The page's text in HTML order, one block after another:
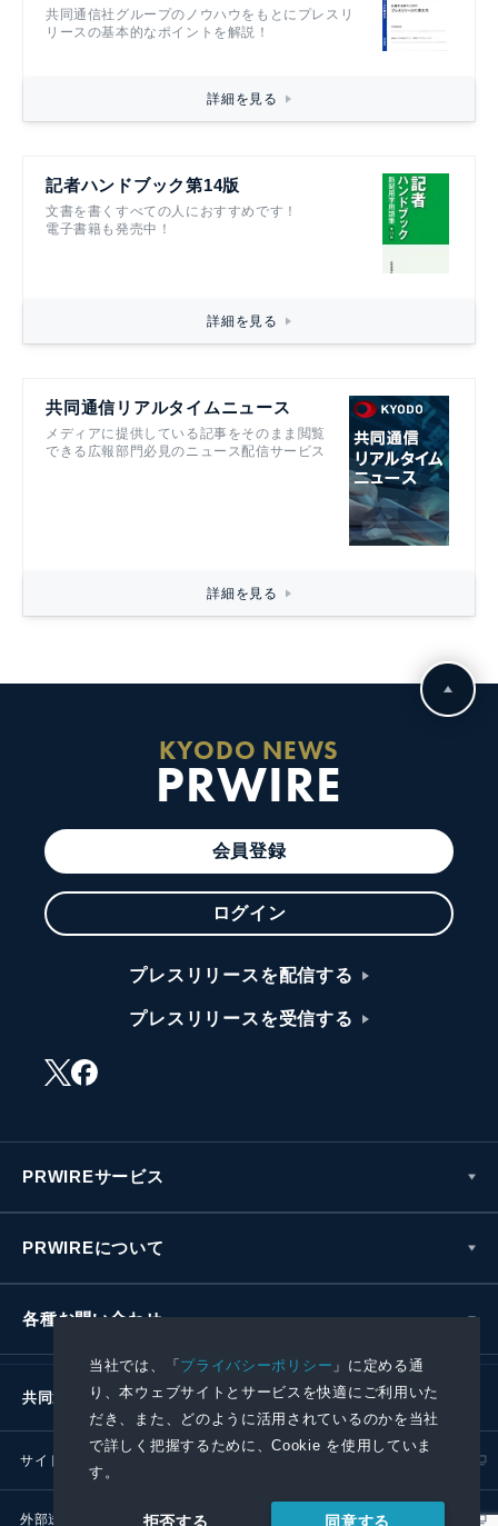
当社では、「プライバシーポリシー 」に定める通
り、本ウェブサイトとサービスを快適にご利用いた
だき、また、どのように活用されているのかを当社
で詳しく把握するために、Cookie を使用していま
す。
拒否する 同意する
共同通信社グループのノウハウをもとにプレスリ
リースの基本的なポイントを解説！
詳細を見る
記者ハンドブック第14版
文書を書くすべての人におすすめです！
電子書籍も発売中！
詳細を見る
共同通信リアルタイムニュース
メディアに提供している記事をそのまま閲覧
できる広報部門必見のニュース配信サービス
詳細を見る
KYODO NEWS
PRWIRE
会員登録
ログイン
プレスリリースを配信する
プレスリリースを受信する
PRWIREサービス
PRWIREについて
各種お問い合わせ
共同通信社グループ
サイトポリシー
外部送信ポリシー プレスリリース取扱基準